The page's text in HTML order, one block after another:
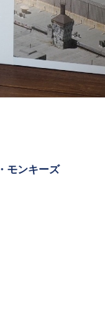
モンキーズ